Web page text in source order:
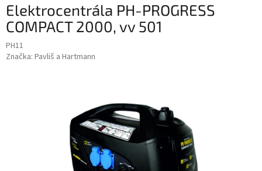
Elektrocentrála PH-PROGRESS
COMPACT 2000, vv 501
PH11
Značka: Pavliš a Hartmann